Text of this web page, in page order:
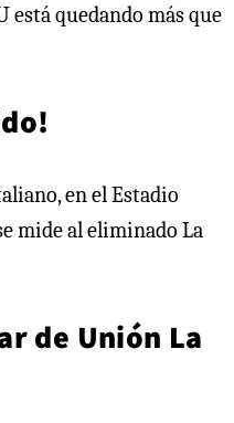
está quedando más que
mide al eliminado La
de Unión La